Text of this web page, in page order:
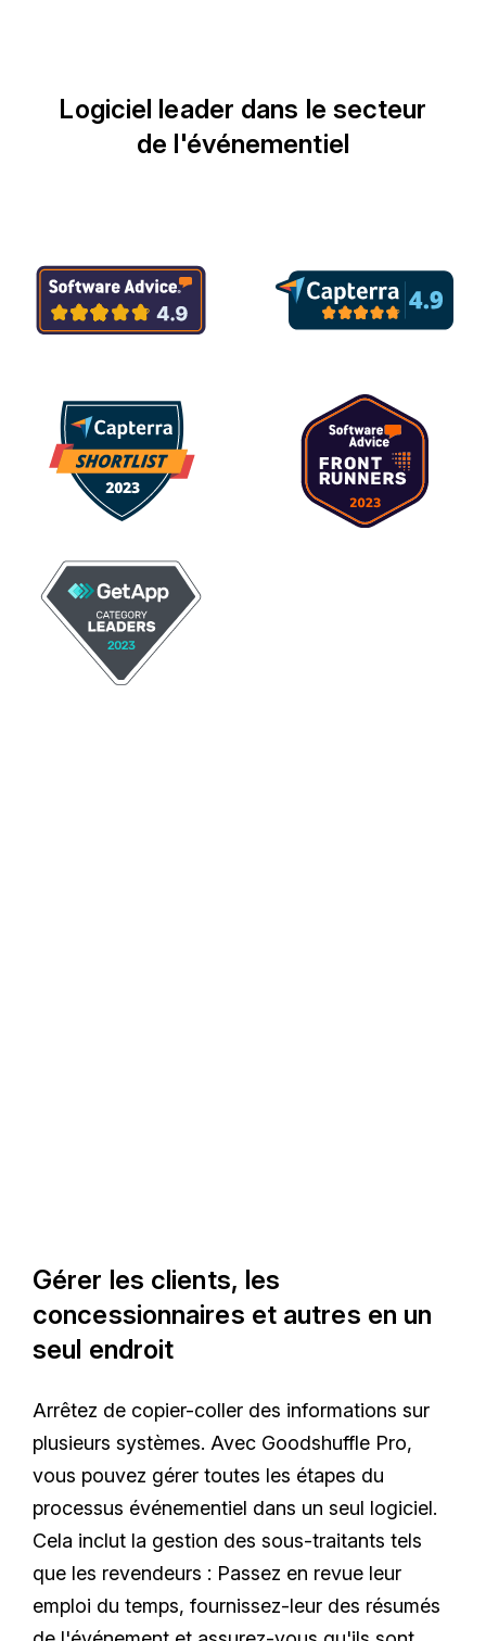
Logiciel leader dans le secteur
de l'événementiel
Gérer les clients, les
concessionnaires et autres en un
seul endroit
Arrêtez de copier-coller des informations sur
plusieurs systèmes. Avec Goodshuffle Pro,
vous pouvez gérer toutes les étapes du
processus événementiel dans un seul logiciel.
Cela inclut la gestion des sous-traitants tels
que les revendeurs : Passez en revue leur
emploi du temps, fournissez-leur des résumés